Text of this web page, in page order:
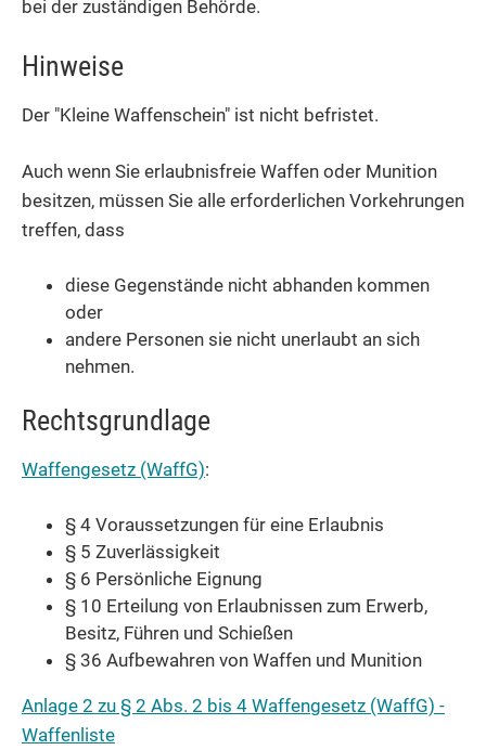
bei der zuständigen Behörde.
Hinweise
Der "Kleine Waffenschein" ist nicht befristet.
Auch wenn Sie erlaubnisfreie Waffen oder Munition
besitzen, müssen Sie alle erforderlichen Vorkehrungen
treffen, dass
diese Gegenstände nicht abhanden kommen
oder
andere Personen sie nicht unerlaubt an sich
nehmen.
Rechtsgrundlage
Waffengesetz (WaffG):
§ 4 Voraussetzungen für eine Erlaubnis
§ 5 Zuverlässigkeit
§ 6 Persönliche Eignung
§ 10 Erteilung von Erlaubnissen zum Erwerb,
Besitz, Führen und Schießen
§ 36 Aufbewahren von Waffen und Munition
Anlage 2 zu § 2 Abs. 2 bis 4 Waffengesetz (WaffG) -
Waffenliste